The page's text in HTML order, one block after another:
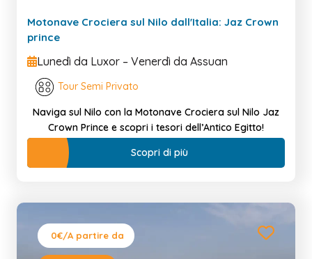
Motonave Crociera sul Nilo dall'Italia: Jaz Crown
prince
Lunedì da Luxor – Venerdì da Assuan
Tour Semi Privato
Naviga sul Nilo con la Motonave Crociera sul Nilo Jaz
Crown Prince e scopri i tesori dell’Antico Egitto!
Scopri di più
0€/A partire da